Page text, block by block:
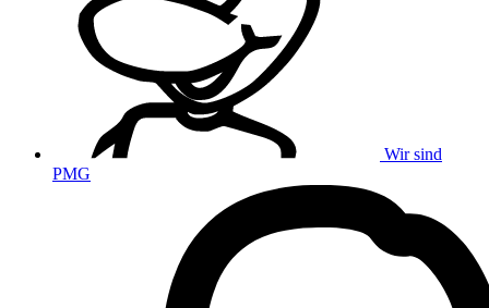
Wir sind
PMG